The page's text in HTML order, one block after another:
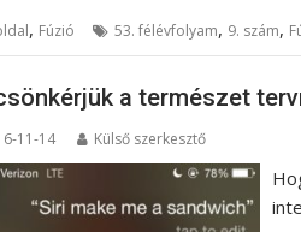
, Fúzió 53. félévfolyam, 9. szám,
a természet
11-14 Külső szerkesztő